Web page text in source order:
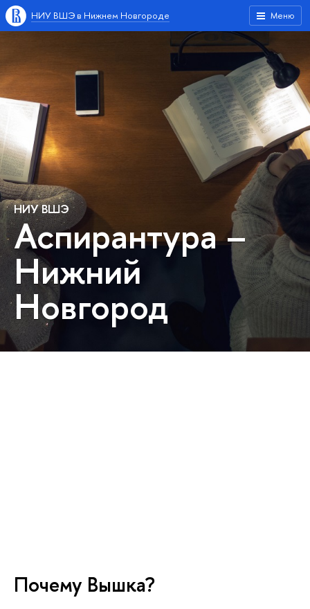
Меню
НИУ ВШЭ в Нижнем Новгороде
НИУ ВШЭ
Аспирантура –
Нижний
Новгород
Почему Вышка?